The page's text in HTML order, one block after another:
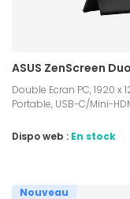
ASUS ZenScreen
Double Ecran PC, 1920 x
Portable, USB-C/Mini-
Dispo web : En stock
Nouveau